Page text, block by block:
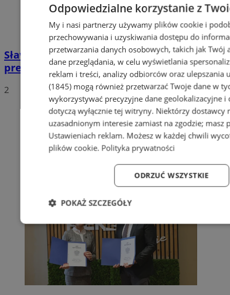
Sława Umińska-Duraj ponownie na fotelu
prezydenckim
2
Odpowiedzialne korzystanie z
My i nasi partnerzy używamy plików cookie i
przechowywania i uzyskiwania dostępu do
przetwarzania danych osobowych, takich jak
dane przeglądania, w celu wyświetlania
reklam i treści, analizy odbiorców oraz ulepszania
(1845)mogą również przetwarzać Twoje dane w
wykorzystywać precyzyjne dane geolokalizacyjne
dotyczą wyłącznie tej witryny. Niektórzy dostawcy
uzasadnionym interesie zamiast na zgodzie; masz
Ustawieniach reklam. Możesz w każdej chwili
plików cookie. Polityka prywatności
ODRZUĆ WSZYSTKIE
POKAŻ SZCZEGÓŁY
Niezbędne Wydajność Targetowanie